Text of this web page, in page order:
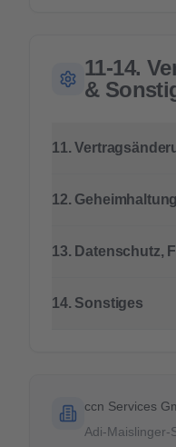
11-14.
&
11.
12. Geheimhaltung
13. Datenschutz,
14. Sonstiges
ccn Services
Adi-Maislinger-